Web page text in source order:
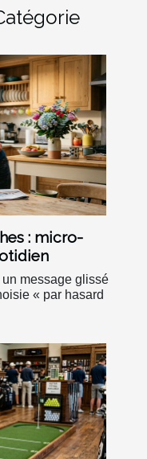
: micro-
message glissé
« par hasard